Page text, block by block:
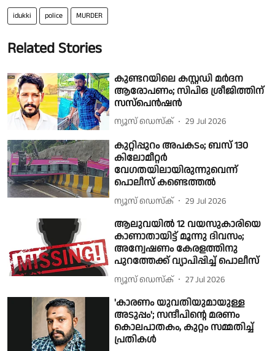
idukki police MURDER
Related Stories
കുണ്ടറയിലെ കസ്റ്റഡി മർദന
ആരോപണം; സിപിഒ ശ്രീജിത്തിന്
സസ്പെൻഷൻ
ന്യൂസ് ഡെസ്ക് 29 Jul 2026
കുറ്റിപ്പുറം അപകടം; ബസ് 130
കിലോമീറ്റർ
വേഗതയിലായിരുന്നുവെന്ന്
പൊലീസ് കണ്ടെത്തൽ
ന്യൂസ് ഡെസ്ക് 29 Jul 2026
ആലുവയിൽ 12 വയസുകാരിയെ
കാണാതായിട്ട് മൂന്നു ദിവസം;
അന്വേഷണം കേരളത്തിനു
പുറത്തേക്ക് വ്യാപിപ്പിച്ച് പൊലീസ്
ന്യൂസ് ഡെസ്ക് 27 Jul 2026
'കാരണം യുവതിയുമായുള്ള
അടുപ്പം'; സന്ദീപിൻ്റെ മരണം
കൊലപാതകം, കുറ്റം സമ്മതിച്ച്
പ്രതികൾ